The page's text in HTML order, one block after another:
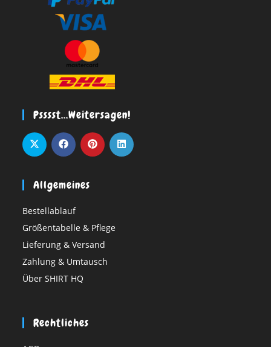
Psssst…weitersagen!
Allgemeines
Bestellablauf
Größentabelle & Pflege
Lieferung & Versand
Zahlung & Umtausch
Über SHIRT HQ
Rechtliches